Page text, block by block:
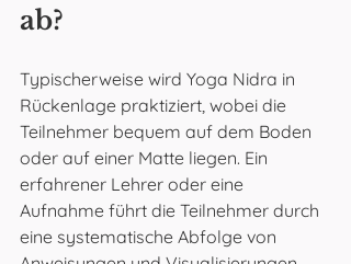
ab?
Typischerweise wird Yoga Nidra in
Rückenlage praktiziert, wobei die
Teilnehmer bequem auf dem Boden
oder auf einer Matte liegen. Ein
erfahrener Lehrer oder eine
Aufnahme führt die Teilnehmer durch
eine systematische Abfolge von